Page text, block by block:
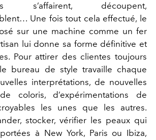
s’affairent, découpent,
Une fois tout cela effectué, le
sur une machine comme un fer
lui donne sa forme définitive et
Pour attirer des clientes toujours
bureau de style travaille chaque
interprétations, de nouvelles
coloris, d’expérimentations de
les unes que les autres.
stocker, vérifier les peaux qui
à New York, Paris ou Ibiza,